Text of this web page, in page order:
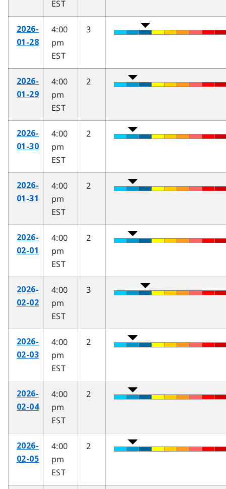
EST
2026-
01-28
4:00
pm
EST
3
2026-
01-29
4:00
pm
EST
2
2026-
01-30
4:00
pm
EST
2
2026-
01-31
4:00
pm
EST
2
2026-
02-01
4:00
pm
EST
2
2026-
02-02
4:00
pm
EST
3
2026-
02-03
4:00
pm
EST
2
2026-
02-04
4:00
pm
EST
2
2026-
02-05
4:00
pm
EST
2